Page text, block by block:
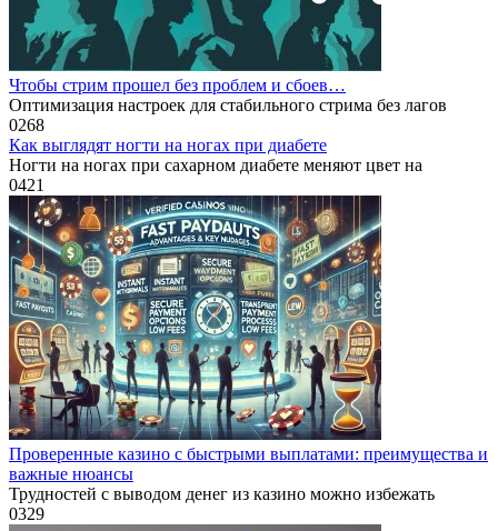
Чтобы стрим прошел без проблем и сбоев…
Оптимизация настроек для стабильного стрима без лагов
0268
Как выглядят ногти на ногах при диабете
Ногти на ногах при сахарном диабете меняют цвет на
0421
Проверенные казино с быстрыми выплатами: преимущества и
важные нюансы
Трудностей с выводом денег из казино можно избежать
0329